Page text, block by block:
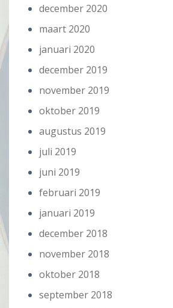
december 2020
maart 2020
januari 2020
december 2019
november 2019
oktober 2019
augustus 2019
juli 2019
juni 2019
februari 2019
januari 2019
december 2018
november 2018
oktober 2018
september 2018